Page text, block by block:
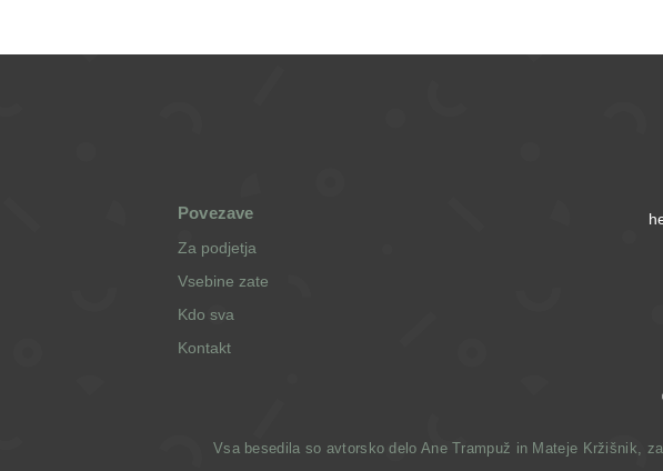
Povezave
Za podjetja
Vsebine zate
Kdo sva
Kontakt
Vsa besedila so avtorsko delo Ane Trampuž in Mateje Kržišnik,